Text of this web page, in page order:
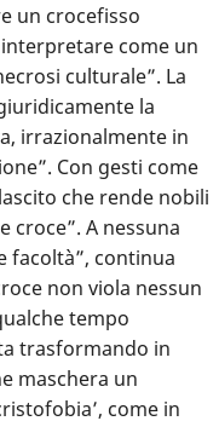
un crocefisso
come un
culturale”. La
la
irrazionalmente in
Con gesti come
che rende nobili
croce”. A nessuna
facoltà”, continua
non viola nessun
tempo
trasformando in
maschera un
come in